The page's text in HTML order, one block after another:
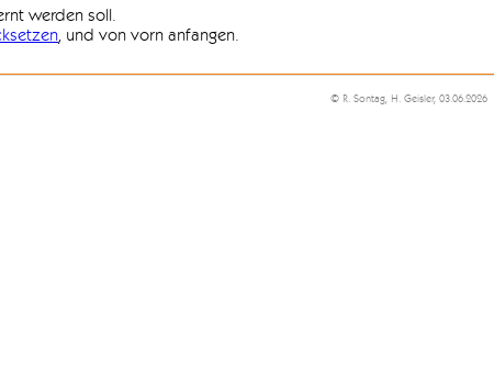
werden soll.
, und von vorn anfangen.
© R. Sontag, H. Geisler, 03.06.2026